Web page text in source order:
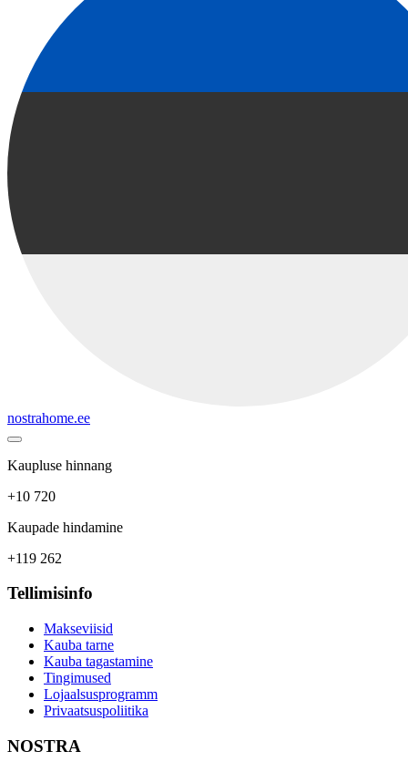
nostrahome.ee
Kaupluse hinnang
+10 720
Kaupade hindamine
+119 262
Tellimisinfo
Makseviisid
Kauba tarne
Kauba tagastamine
Tingimused
Lojaalsusprogramm
Privaatsuspoliitika
NOSTRA